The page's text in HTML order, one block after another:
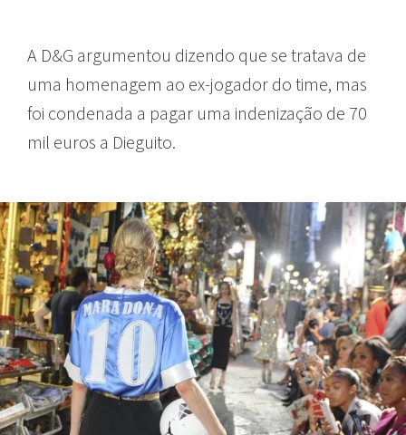
A D&G argumentou dizendo que se tratava de
uma homenagem ao ex-jogador do time, mas
foi condenada a pagar uma indenização de 70
mil euros a Dieguito.